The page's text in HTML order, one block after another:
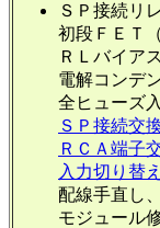
ＳＰ接続リ
初段ＦＥＴ
ＲＬバイア
電解コンデ
全ヒューズ
ＳＰ接続交
ＲＣＡ端子
入力切り替
配線手直し
モジュール